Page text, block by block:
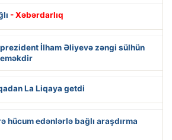
- Xəbərdarlıq
prezident İlham Əliyevə zəngi sülhün
La Liqaya getdi
hücum edənlərlə bağlı araşdırma